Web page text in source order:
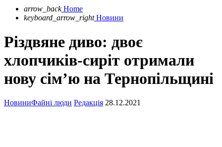
arrow_back Home
keyboard_arrow_right Новини
Різдвяне диво: двоє
хлопчиків-сиріт отримали
нову сім’ю на Тернопільщині
НовиниФайні люди Редакція 28.12.2021